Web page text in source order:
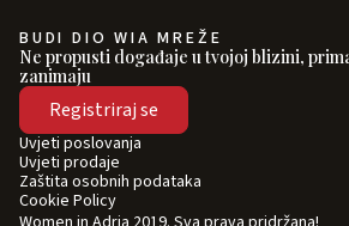
BUDI DIO WIA MREŽE
Ne propusti događaje u tvojoj blizini,
zanimaju
Registriraj se
Uvjeti poslovanja
Uvjeti prodaje
Zaštita osobnih podataka
Cookie Policy